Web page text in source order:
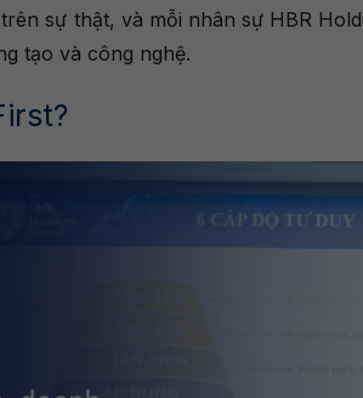
sự thật, và mỗi nhân sự HBR
tạo và công nghệ.